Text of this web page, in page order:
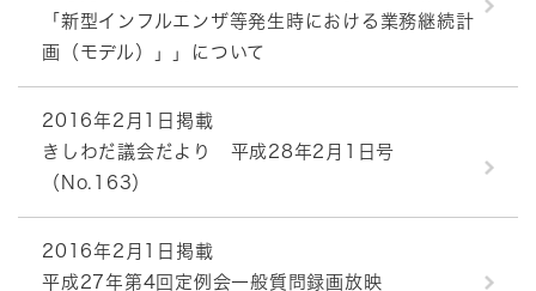
「新型インフルエンザ等発生時における業務継続計
画（モデル）」」について
2016年2月1日掲載
きしわだ議会だより 平成28年2月1日号
（No.163）
2016年2月1日掲載
平成27年第4回定例会一般質問録画放映